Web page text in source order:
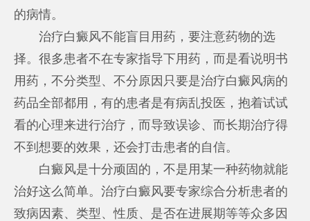
的病情。
治疗白癜风不能盲目用药，要注意药物的选
择。很多患者不在专家指导下用药，而是看说明书
用药，不分类型、不分原因只要是治疗白癜风病的
药品全部都用，有的患者是有病乱投医，抱着试试
看的心理来进行治疗，而导致误诊、而长期治疗得
不到想要的效果，还会打击患者的自信。
白癜风是十分顽固的，不是用某一种药物就能
治好这么简单。治疗白癜风要专家综合分析患者的
致病因素、类型、性质、是否在进展期等等众多因